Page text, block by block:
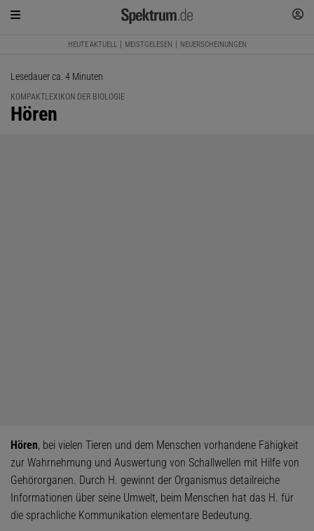
HEUTE AKTUELL MEISTGELESEN NEUERSCHEINUNGEN
Lesedauer ca. 4 Minuten
KOMPAKTLEXIKON DER BIOLOGIE
:
Hören
Hören, bei vielen Tieren und dem Menschen vorhandene Fähigkeit
zur Wahrnehmung und Auswertung von Schallwellen mit Hilfe von
Gehörorganen. Durch H. gewinnt der Organismus detailreiche
Informationen über seine Umwelt, beim Menschen hat das H. für
die sprachliche Kommunikation elementare Bedeutung.